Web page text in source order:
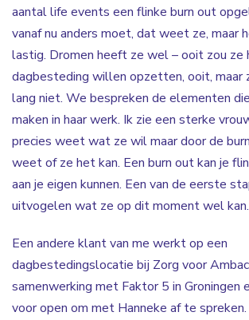
aantal life events een flinke burn out
vanaf nu anders moet, dat weet ze, maar
lastig. Dromen heeft ze wel – ooit zou ze
dagbesteding willen opzetten, ooit, maar
lang niet. We bespreken de elementen
maken in haar werk. Ik zie een sterke
precies weet wat ze wil maar door de
weet of ze het kan. Een burn out kan je
aan je eigen kunnen. Een van de eerste
uitvogelen wat ze op dit moment wel kan.
Een andere klant van me werkt op een
dagbestedingslocatie bij Zorg voor
samenwerking met Faktor 5 in Groningen
voor open om met Hanneke af te